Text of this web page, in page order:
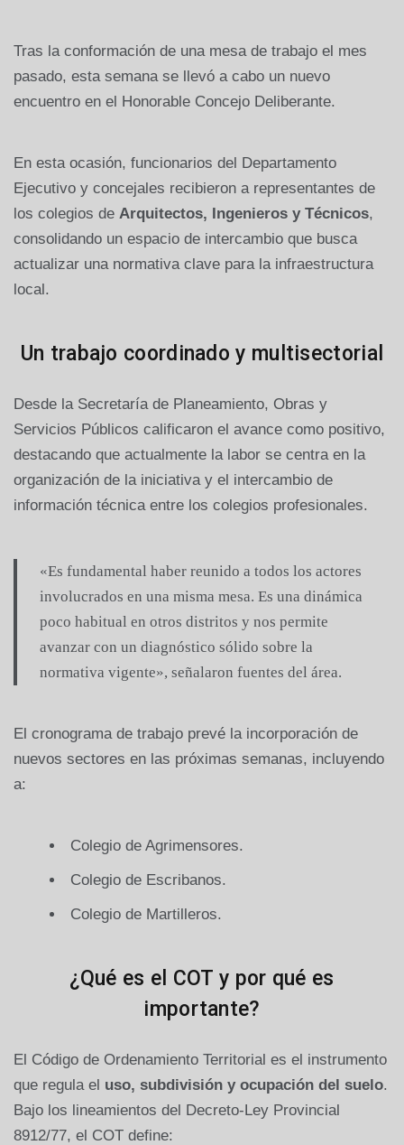
Tras la conformación de una mesa de trabajo el mes
pasado, esta semana se llevó a cabo un nuevo
encuentro en el Honorable Concejo Deliberante.
En esta ocasión, funcionarios del Departamento
Ejecutivo y concejales recibieron a representantes de
los colegios de Arquitectos, Ingenieros y Técnicos,
consolidando un espacio de intercambio que busca
actualizar una normativa clave para la infraestructura
local.
Un trabajo coordinado y multisectorial
Desde la Secretaría de Planeamiento, Obras y
Servicios Públicos calificaron el avance como positivo,
destacando que actualmente la labor se centra en la
organización de la iniciativa y el intercambio de
información técnica entre los colegios profesionales.
«Es fundamental haber reunido a todos los actores
involucrados en una misma mesa. Es una dinámica
poco habitual en otros distritos y nos permite
avanzar con un diagnóstico sólido sobre la
normativa vigente», señalaron fuentes del área.
El cronograma de trabajo prevé la incorporación de
nuevos sectores en las próximas semanas, incluyendo
a:
Colegio de Agrimensores.
Colegio de Escribanos.
Colegio de Martilleros.
¿Qué es el COT y por qué es
importante?
El Código de Ordenamiento Territorial es el instrumento
que regula el uso, subdivisión y ocupación del suelo.
Bajo los lineamientos del Decreto-Ley Provincial
8912/77, el COT define: